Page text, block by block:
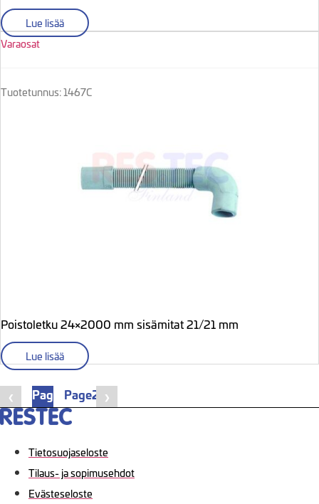
Lue lisää
Varaosat
Tuotetunnus: 1467C
Poistoletku 24×2000 mm sisämitat 21/21 mm
Lue lisää
❮ Page 1Page2 ❯
Tietosuojaseloste
Tilaus- ja sopimusehdot
Evästeseloste